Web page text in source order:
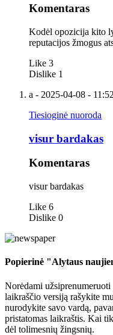
Komentaras
Kodėl opozicija kito
reputacijos žmogus
Like 3
Dislike 1
a - 2025-04-08 - 11:52
Tiesioginė nuoroda
visur bardakas
Komentaras
visur bardakas
Like 6
Dislike 0
Popierinė "Alytaus
Norėdami
laikraščio versiją rašykite
nurodykite savo vardą,
pristatomas laikraštis. Kai
dėl tolimesnių žingsnių.